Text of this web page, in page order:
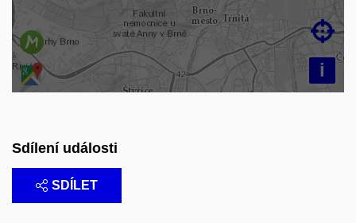
i

Sdílení události
SDÍLET